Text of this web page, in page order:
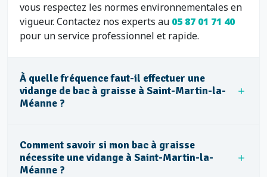
vous respectez les normes environnementales en
vigueur. Contactez nos experts au 05 87 01 71 40
pour un service professionnel et rapide.
À quelle fréquence faut-il effectuer une
vidange de bac à graisse à Saint-Martin-la-
Méanne ?
Comment savoir si mon bac à graisse
nécessite une vidange à Saint-Martin-la-
Méanne ?